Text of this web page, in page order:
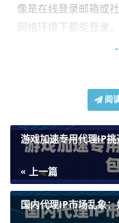
像是在线登录邮箱或
网络环境下都能登录。
安全是代理IP使用的
白名单认证的优势在
一个或几个特定的出
击者也无法从其他IP
风险。这对于企业级
交互、爬虫采集等业
阅
游戏加速专用代理IP
« 上一篇
国内代理IP市场乱象